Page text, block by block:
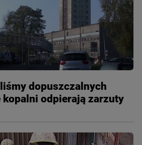
dopuszczalnych
kopalni odpierają zarzuty